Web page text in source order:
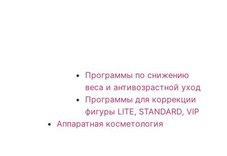
Программы по снижению
веса и антивозрастной уход
Программы для коррекции
фигуры LITE, STANDARD, VIP
Аппаратная косметология